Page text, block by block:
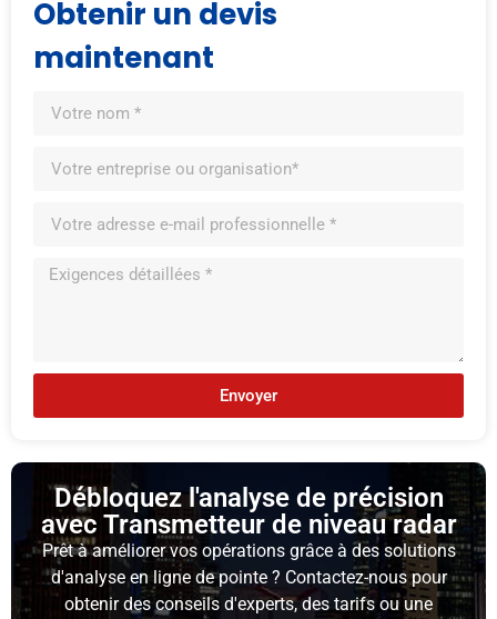
Obtenir un devis
maintenant
Envoyer
Débloquez l'analyse de précision
avec Transmetteur de niveau radar
Prêt à améliorer vos opérations grâce à des solutions
d'analyse en ligne de pointe ? Contactez-nous pour
obtenir des conseils d'experts, des tarifs ou une